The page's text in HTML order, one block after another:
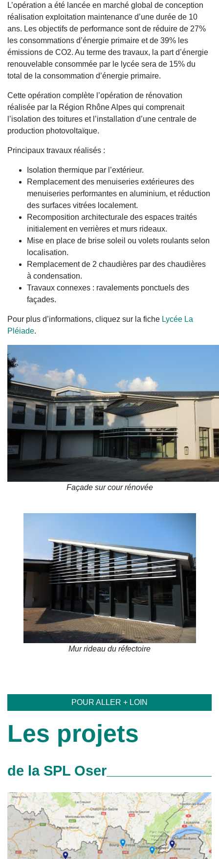
L’opération a été lancée en marché global de conception
réalisation exploitation maintenance d’une durée de 10
ans. Les objectifs de performance sont de réduire de 27%
les consommations d’énergie primaire et de 39% les
émissions de CO2. Au terme des travaux, la part d’énergie
renouvelable consommée par le lycée sera de 15% du
total de la consommation d’énergie primaire.
Cette opération complète l’opération de rénovation
réalisée par la Région Rhône Alpes qui comprenait
l’isolation des toitures et l’installation d’une centrale de
production photovoltaïque.
Principaux travaux réalisés :
Isolation thermique par l’extérieur.
Remplacement des menuiseries extérieures des
menuiseries performantes en aluminium, et réduction
des surfaces vitrées localement.
Recomposition architecturale des espaces traités
initialement en verrières et murs rideaux.
Mise en place de brise soleil ou volets roulants selon
localisation.
Remplacement de 2 chaudières par des chaudières
à condensation.
Travaux connexes : ravalements ponctuels des
façades.
Pour plus d’informations, cliquez sur la fiche Lycée La
Pléiade.
Façade sur cour rénovée
Mur rideau du réfectoire
POUR ALLER + LOIN
Les projets
de la SPL Oser